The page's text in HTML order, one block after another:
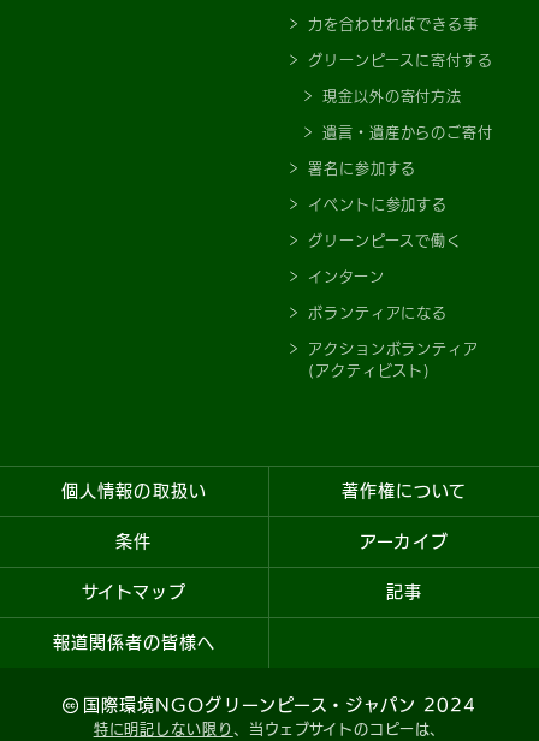
力を合わせればできる事
グリーンピースに寄付する
現金以外の寄付方法
遺言・遺産からのご寄付
署名に参加する
イベントに参加する
グリーンピースで働く
インターン
ボランティアになる
アクションボランティア
(アクティビスト)
個人情報の取扱い 著作権について
条件 アーカイブ
サイトマップ 記事
報道関係者の皆様へ
国際環境NGOグリーンピース・ジャパン 2024
特に明記しない限り 、当ウェブサイトのコピーは、